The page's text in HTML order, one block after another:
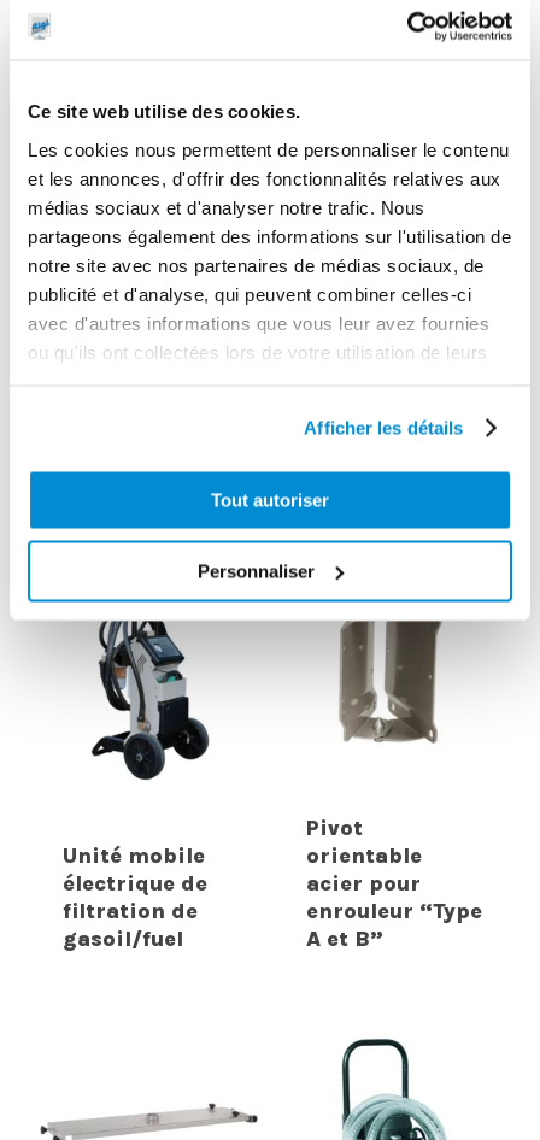
Ce site web utilise des cookies.
Les cookies nous permettent de personnaliser le contenu
et les annonces, d'offrir des fonctionnalités relatives aux
médias sociaux et d'analyser notre trafic. Nous
partageons également des informations sur l'utilisation de
notre site avec nos partenaires de médias sociaux, de
publicité et d'analyse, qui peuvent combiner celles-ci
avec d'autres informations que vous leur avez fournies
ou qu'ils ont collectées lors de votre utilisation de leurs
Afficher les détails
Tout autoriser
Personnaliser
1
Poids (kg)
22.0000
Garantie
2 ans
Gencode
3284660419342
CES PRODUITS PEUVENT VOUS
INTERESSER
Unité mobile
électrique de
filtration de
gasoil/fuel
Pivot
orientable
acier pour
enrouleur “Type
A et B”